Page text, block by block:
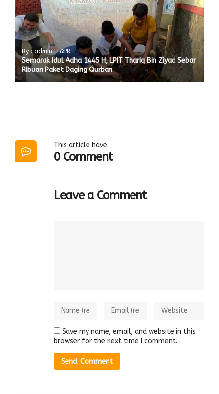
By : admin IT&PR
Semarak Idul Adha 1445 H, LPIT Thariq Bin Ziyad Sebar
Ribuan Paket Daging Qurban
This article have
0 Comment
Leave a Comment
Save my name, email, and website in this
browser for the next time I comment.